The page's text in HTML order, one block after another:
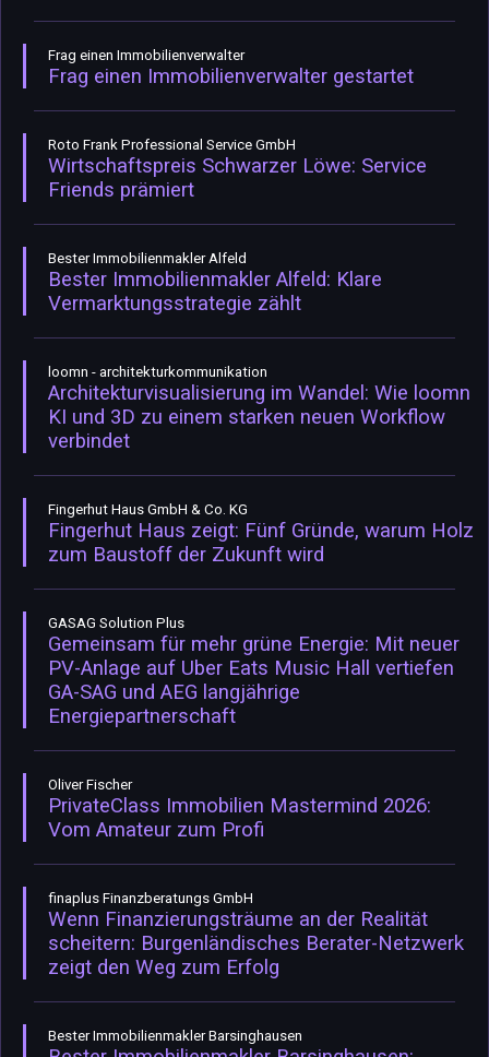
Frag einen Immobilienverwalter
Frag einen Immobilienverwalter gestartet
Roto Frank Professional Service GmbH
Wirtschaftspreis Schwarzer Löwe: Service
Friends prämiert
Bester Immobilienmakler Alfeld
Bester Immobilienmakler Alfeld: Klare
Vermarktungsstrategie zählt
loomn - architekturkommunikation
Architekturvisualisierung im Wandel: Wie loomn
KI und 3D zu einem starken neuen Workflow
verbindet
Fingerhut Haus GmbH & Co. KG
Fingerhut Haus zeigt: Fünf Gründe, warum Holz
zum Baustoff der Zukunft wird
GASAG Solution Plus
Gemeinsam für mehr grüne Energie: Mit neuer
PV-Anlage auf Uber Eats Music Hall vertiefen
GA-SAG und AEG langjährige
Energiepartnerschaft
Oliver Fischer
PrivateClass Immobilien Mastermind 2026:
Vom Amateur zum Profi
finaplus Finanzberatungs GmbH
Wenn Finanzierungsträume an der Realität
scheitern: Burgenländisches Berater-Netzwerk
zeigt den Weg zum Erfolg
Bester Immobilienmakler Barsinghausen